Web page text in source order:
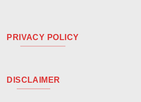
PRIVACY POLICY
DISCLAIMER